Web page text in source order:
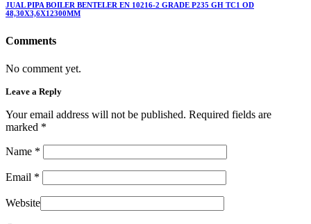
JUAL PIPA BOILER BENTELER EN 10216-2 GRADE P235 GH TC1 OD
48,30X3,6X12300MM
Comments
No comment yet.
Leave a Reply
Your email address will not be published. Required fields are
marked *
Name *
Email *
Website